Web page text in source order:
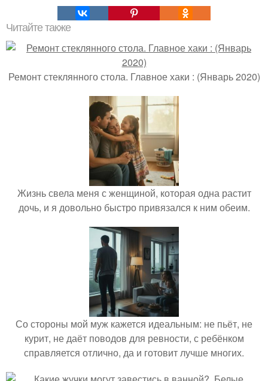
Читайте также
Ремонт стеклянного стола. Главное хаки : (Январь 2020)
Жизнь свела меня с женщиной, которая одна растит
дочь, и я довольно быстро привязался к ним обеим.
Со стороны мой муж кажется идеальным: не пьёт, не
курит, не даёт поводов для ревности, с ребёнком
справляется отлично, да и готовит лучше многих.